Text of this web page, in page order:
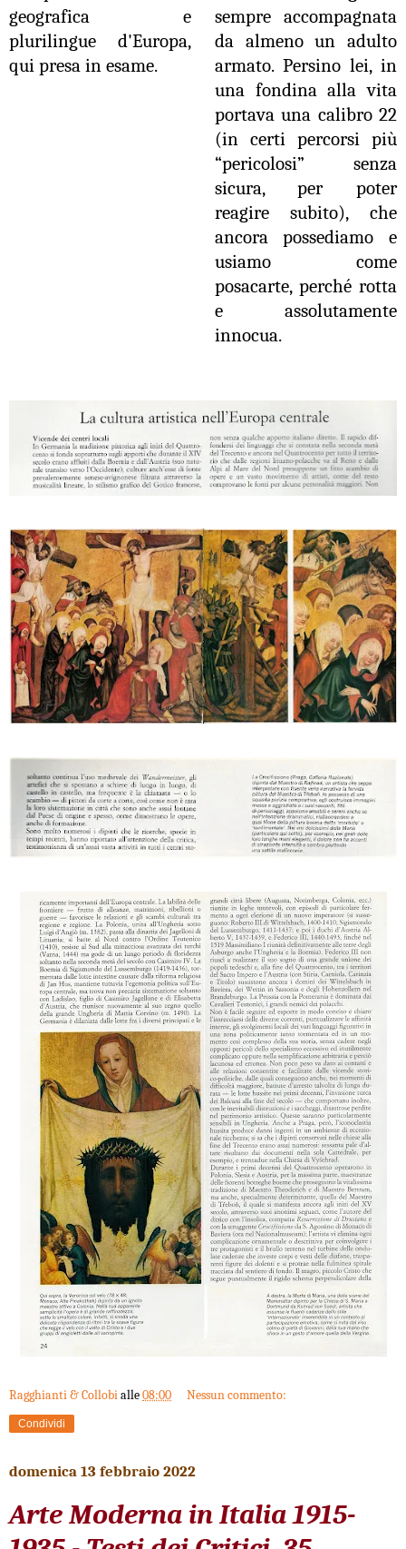
geografica e
plurilingue d'Europa,
qui presa in esame.
sempre accompagnata
da almeno un adulto
armato. Persino lei, in
una fondina alla vita
portava una calibro 22
(in certi percorsi più
“pericolosi” senza
sicura, per poter
reagire subito), che
ancora possediamo e
usiamo come
posacarte, perché rotta
e assolutamente
innocua.
Ragghianti & Collobialle08:00 Nessun commento:
Condividi
domenica 13 febbraio 2022
Arte Moderna in Italia 1915-